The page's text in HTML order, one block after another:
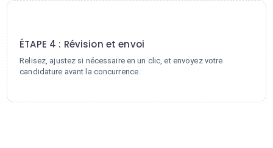
ÉTAPE 4 : Révision et envoi
Relisez, ajustez si nécessaire en un clic, et envoyez votre
candidature avant la concurrence.